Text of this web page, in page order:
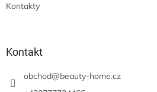
Kontakty
Kontakt
obchod@beauty-home.cz